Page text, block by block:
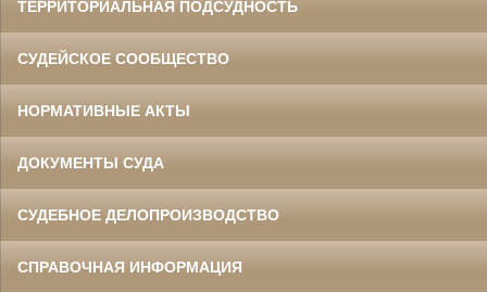
ТЕРРИТОРИАЛЬНАЯ ПОДСУДНОСТЬ
СУДЕЙСКОЕ СООБЩЕСТВО
НОРМАТИВНЫЕ АКТЫ
ДОКУМЕНТЫ СУДА
СУДЕБНОЕ ДЕЛОПРОИЗВОДСТВО
СПРАВОЧНАЯ ИНФОРМАЦИЯ